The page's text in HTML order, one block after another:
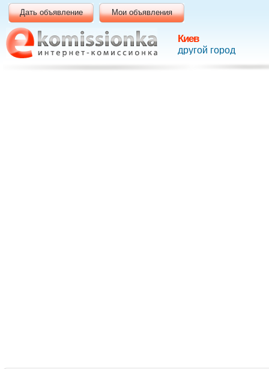
Киев
другой город
Дать объявление Мои объявления